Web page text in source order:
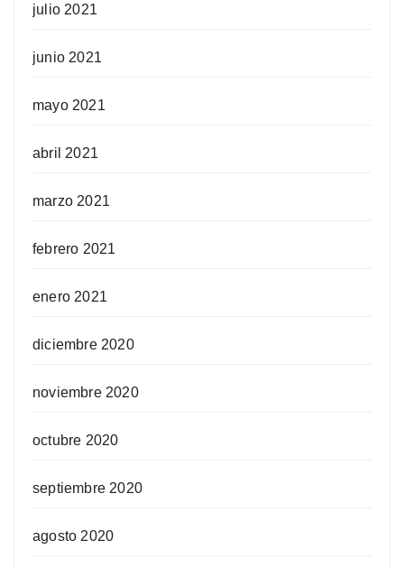
julio 2021
junio 2021
mayo 2021
abril 2021
marzo 2021
febrero 2021
enero 2021
diciembre 2020
noviembre 2020
octubre 2020
septiembre 2020
agosto 2020